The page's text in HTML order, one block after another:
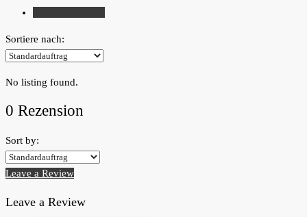
Sortiere nach:
No listing found.
0 Rezension
Sort by:
Leave a Review
Leave a Review